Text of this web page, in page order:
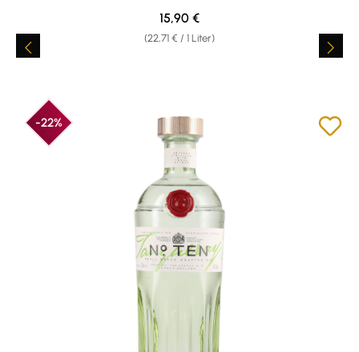
(22,71 € / 1 Liter)
Regulärer Preis:
15,90 €
-22%